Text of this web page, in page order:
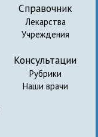
Справочник
Лекарства
Учреждения
Консультации
Рубрики
Наши врачи